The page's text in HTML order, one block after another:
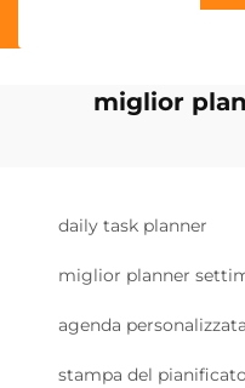
miglior
daily task planner
miglior planner
agenda personalizzata
stampa del